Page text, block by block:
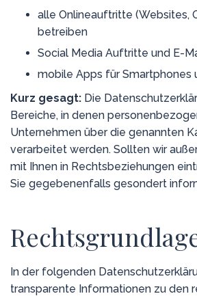
alle Onlineauftritte (Websites,
betreiben
Social Media Auftritte und E-
mobile Apps für Smartphones
Kurz gesagt: Die
Bereiche, in denen
Unternehmen über die genannten
verarbeitet werden. Sollten wir
mit Ihnen in Rechtsbeziehungen
Sie gegebenenfalls gesondert
In der folgenden
transparente Informationen zu den